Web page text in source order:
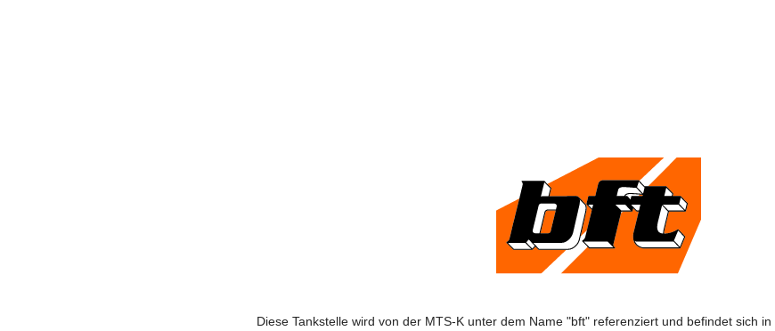
Diese Tankstelle wird von der MTS-K unter dem Name "bft" referenziert und befindet sich